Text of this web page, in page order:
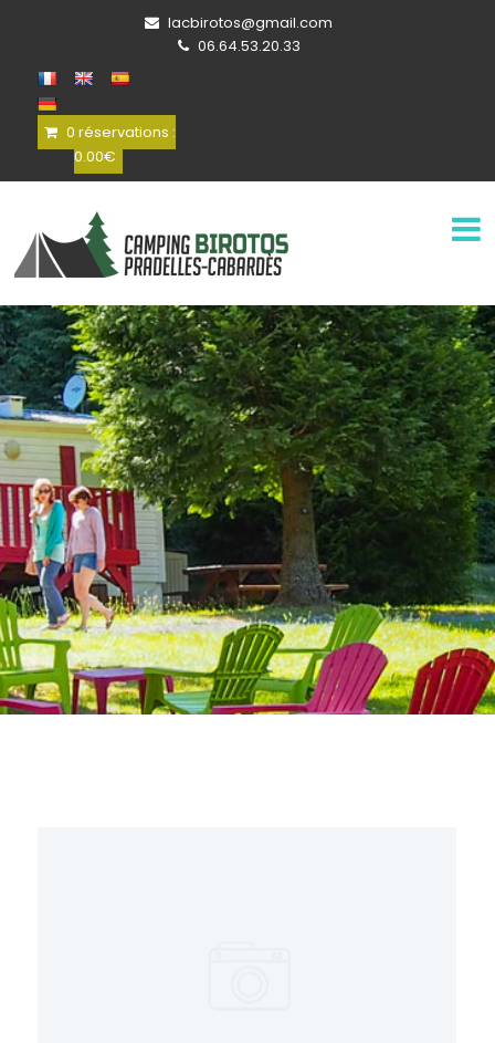
lacbirotos@gmail.com
06.64.53.20.33
0 réservations :
0.00€